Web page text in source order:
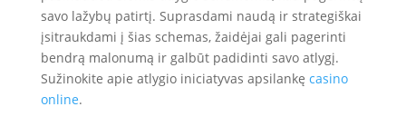
savo lažybų patirtį. Suprasdami naudą ir strategiškai
įsitraukdami į šias schemas, žaidėjai gali pagerinti
bendrą malonumą ir galbūt padidinti savo atlygį.
Sužinokite apie atlygio iniciatyvas apsilankę casino
online.